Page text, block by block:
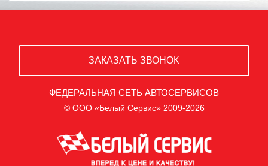
ЗАКАЗАТЬ ЗВОНОК
ФЕДЕРАЛЬНАЯ СЕТЬ АВТОСЕРВИСОВ
© ООО «Белый Сервис» 2009-2026